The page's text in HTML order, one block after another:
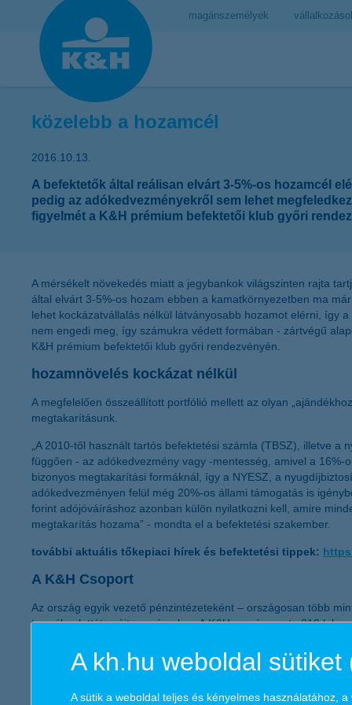
magánszemélyek
közelebb a hozamcél
2016.10.13.
A befektetők által reálisan elvárt 3-5%-os hozamcél
pedig az adókedvezményekről sem lehet
figyelmét a K&H prémium befektetői klub győri
A mérsékelt növekedés miatt a jegybankok világszinten rajta
által elvárt 3-5%-os hozam ebben a kamatkörnyezetben ma
lehet kockázatvállalás nélkül látványosabb hozamot elérni, így
nem engedi meg, így számukra védett formában - zártvégű
K&H prémium befektetői klub győri rendezvényén.
hozamnövelés kockázat nélkül
A megfelelően összeállított portfólió mellett az olyan
megtakarításunk.
„A 2010-től használt tartós befektetési számla (TBSZ), illetve
függően - az adókedvezmény vagy -mentesség, amivel a
bizonyos megtakarítási formáknál, így a NYESZ, a
adókedvezményen felül még 20%-os állami támogatás is
forint adójóváíráshoz azonban külön nyilatkozni kell, amire
megtakarítás hozama” - mondta el a befektetési szakember.
további aktuális tőkepiaci hírek és befektetési tippek:
A K&H Csoport
Az ország egyik vezető pénzintézeteként – országosan több
termékpalettát nyújtsa számukra. A K&H országszerte 210
30-án a Magyar Állam által kibocsátott instrumentumok 884
banki és biztosítási ügynöknek biztosít megrendeléseket és
A kh.hu weboldal sütiket
A sütik a weboldal teljes és kényelmes használatához,